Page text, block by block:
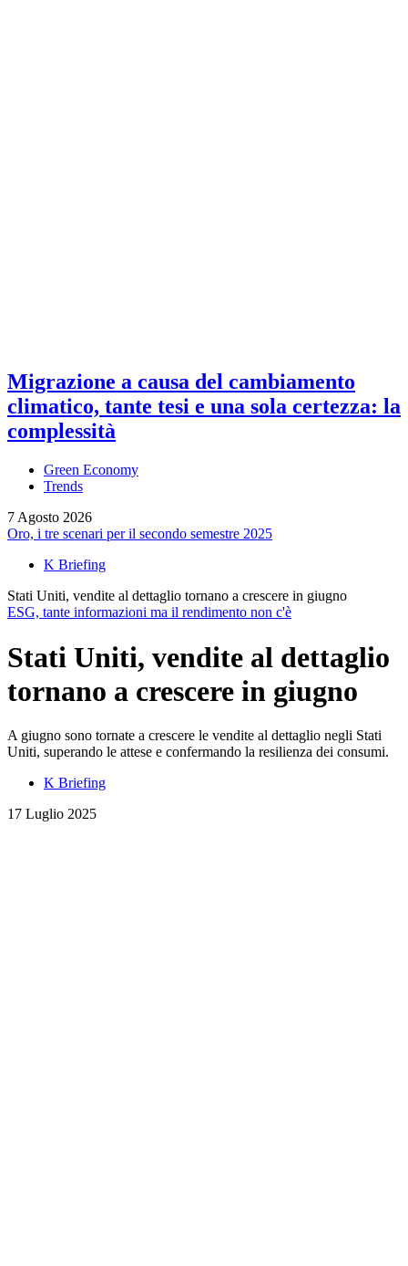
Migrazione a causa del cambiamento
climatico, tante tesi e una sola certezza: la
complessità
Green Economy
Trends
7 Agosto 2026
Oro, i tre scenari per il secondo semestre 2025
K Briefing
Stati Uniti, vendite al dettaglio tornano a crescere in giugno
ESG, tante informazioni ma il rendimento non c'è
Stati Uniti, vendite al dettaglio
tornano a crescere in giugno
A giugno sono tornate a crescere le vendite al dettaglio negli Stati
Uniti, superando le attese e confermando la resilienza dei consumi.
K Briefing
17 Luglio 2025